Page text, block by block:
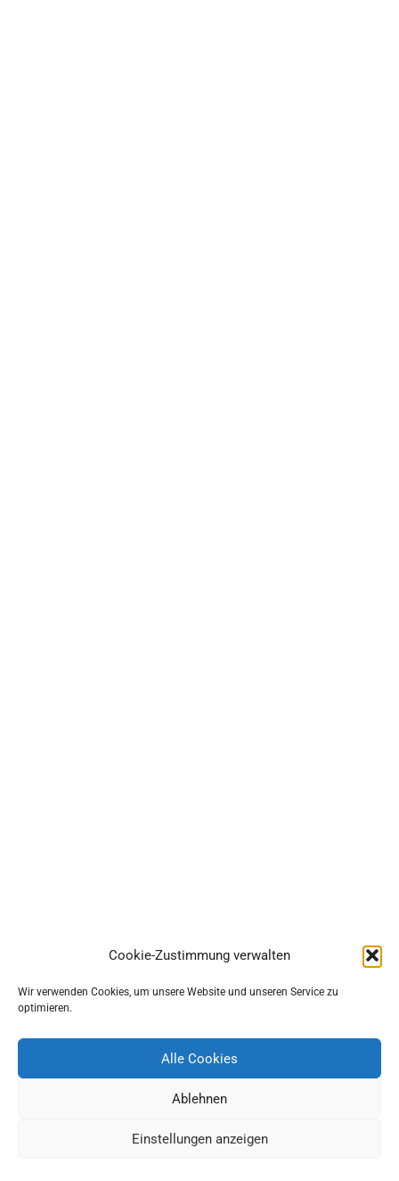
Cookie-Zustimmung verwalten
Wir verwenden Cookies, um unsere Website und unseren Service zu
optimieren.
Alle Cookies
Ablehnen
Einstellungen anzeigen